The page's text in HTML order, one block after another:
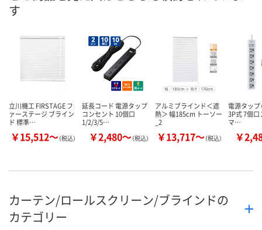
す
立川機工 FIRSTAGE フ
ァーステージ ブライン
ド 標準…
￥15,512～（税込）
延長コード 電源タップ
コンセント 10個口
1/2/3/5…
￥2,480～（税込）
アルミブラインド＜遮
熱＞ 幅185cm トーソー
_2
￥13,717～（税込）
電源タップ
3P式 7個
マ…
￥
カーテン/ロールスクリーン/ブラインドの
カテゴリー